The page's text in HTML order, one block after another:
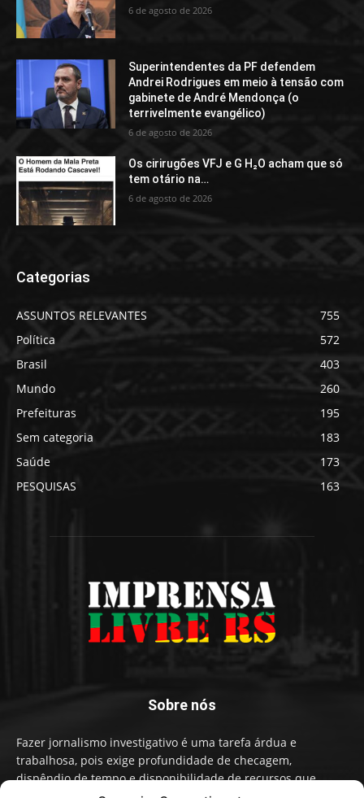
6 de agosto de 2026
Superintendentes da PF defendem
Andrei Rodrigues em meio à tensão com
gabinete de André Mendonça (o
terrivelmente evangélico)
6 de agosto de 2026
Os cirirugões VFJ e G H₂O acham que só
tem otário na…
6 de agosto de 2026
Categorias
ASSUNTOS RELEVANTES
755
Política
572
Brasil
403
Mundo
260
Prefeituras
195
Sem categoria
183
Saúde
173
PESQUISAS
163
Sobre nós
Fazer jornalismo investigativo é uma tarefa árdua e
trabalhosa, pois exige profundidade de checagem,
dispêndio de tempo e disponibilidade de recursos que